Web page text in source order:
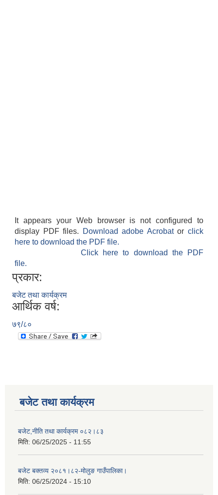
It appears your Web browser is not configured to
display PDF files.
Download adobe Acrobatorclick
here to download the PDF file.
Click here to download the PDF
file.
प्रकार:
बजेट तथा कार्यक्रम
आर्थिक वर्ष:
७९/८०
बजेट तथा कार्यक्रम
बजेट,नीति तथा कार्यक्रम ०८२।८३
मिति: 06/25/2025 - 11:55
बजेट बक्तव्य २०८१।८२-मोलुङ गाउँपालिका।
मिति: 06/25/2024 - 15:10